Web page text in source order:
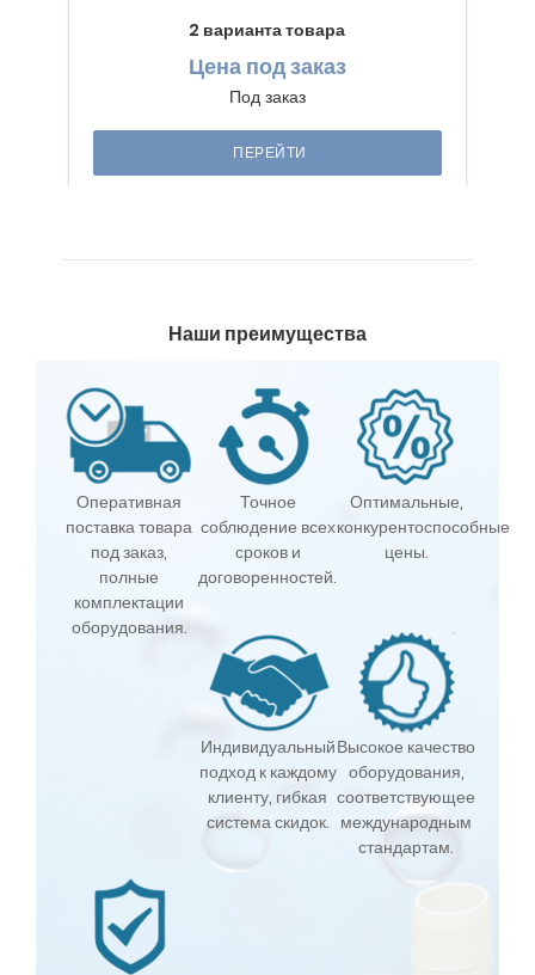
2 варианта товара
Ценапод заказ
Под заказ
ПЕРЕЙТИ
Наши преимущества
Оперативная
поставка товара
под заказ,
полные
комплектации
оборудования.
Точное
соблюдение всех
сроков и
договоренностей.
Оптимальные,
конкурентоспособные
цены.
Индивидуальный
подход к каждому
клиенту, гибкая
система скидок.
Высокое качество
оборудования,
соответствующее
международным
стандартам.